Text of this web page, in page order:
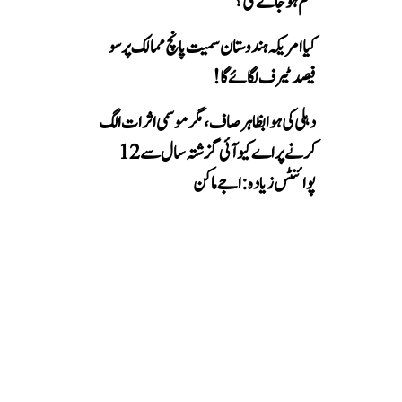
کیا امریکہ ہندوستان سمیت پانچ ممالک پر سو
فیصد ٹیرف لگائے گا!
دہلی کی ہوا بظاہر صاف، مگر موسمی اثرات الگ
کرنے پر اے کیو آئی گزشتہ سال سے 12
پوائنٹس زیادہ: اجے ماکن